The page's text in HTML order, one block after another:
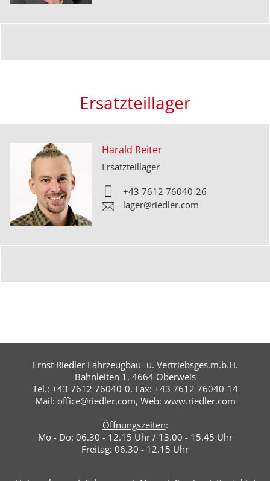
Ersatzteillager
Harald Reiter
Ersatzteillager
+43 7612 76040-26
lager@riedler.com
Ernst Riedler Fahrzeugbau- u. Vertriebsges.m.b.H.
Bahnleiten 1, 4664 Oberweis
Tel.: +43 7612 76040-0, Fax: +43 7612 76040-14
Mail: office@​riedler.com, Web: www.riedler.com
Öffnungszeiten:
Mo - Do: 06.30 - 12.15 Uhr / 13.00 - 15.45 Uhr
Freitag: 06.30 - 12.15 Uhr